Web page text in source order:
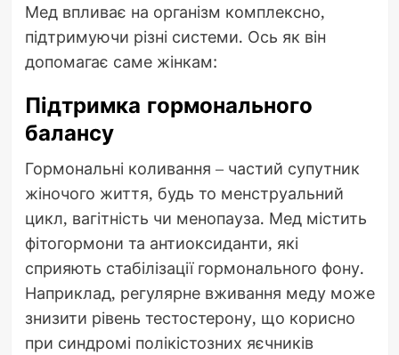
Мед впливає на організм комплексно,
підтримуючи різні системи. Ось як він
допомагає саме жінкам:
Підтримка гормонального
балансу
Гормональні коливання – частий супутник
жіночого життя, будь то менструальний
цикл, вагітність чи менопауза. Мед містить
фітогормони та антиоксиданти, які
сприяють стабілізації гормонального фону.
Наприклад, регулярне вживання меду може
знизити рівень тестостерону, що корисно
при синдромі полікістозних яєчників